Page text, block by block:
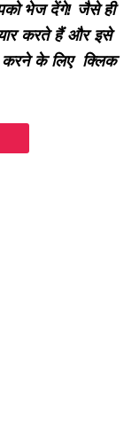
भेज देंगे! जैसे ही
करते हैं और इसे
करने के लिए क्लिक